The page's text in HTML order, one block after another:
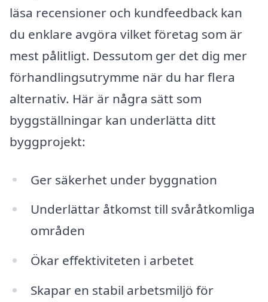
läsa recensioner och kundfeedback kan
du enklare avgöra vilket företag som är
mest pålitligt. Dessutom ger det dig mer
förhandlingsutrymme när du har flera
alternativ. Här är några sätt som
byggställningar kan underlätta ditt
byggprojekt:
Ger säkerhet under byggnation
Underlättar åtkomst till svåråtkomliga
områden
Ökar effektiviteten i arbetet
Skapar en stabil arbetsmiljö för